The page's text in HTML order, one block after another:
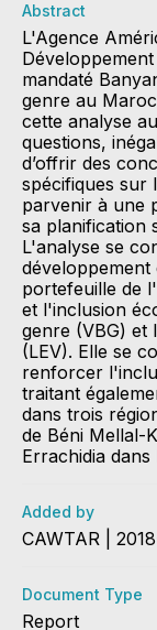
Abstract
L'Agence
mandaté
genre au
cette analyse
questions,
d’offrir des
spécifiques sur
parvenir à une
sa planification
L'analyse se
développement
portefeuille de
et l'inclusion
genre (VBG) et
(LEV). Elle se
renforcer
traitant
dans trois
de Béni Mellal-
Errachidia
Added by
CAWTAR |
Document Type
Report